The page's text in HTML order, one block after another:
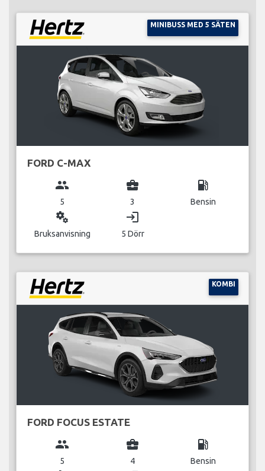
MINIBUSS MED 5 SÄTEN
FORD C-MAX
group
5
business_center
3
local_gas_station
Bensin
miscellaneous_services
Bruksanvisning
login
5 Dörr
KOMBI
FORD FOCUS ESTATE
group
5
business_center
4
local_gas_station
Bensin